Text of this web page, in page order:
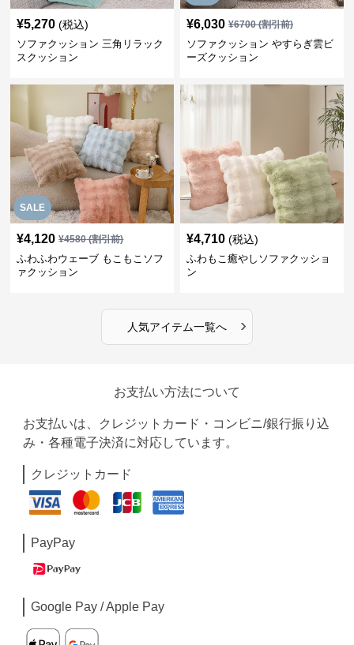
¥5,270 (税込)
ソファクッション 三角リラック
スクッション
¥6,030 ¥6700(割引前)
ソファクッション やすらぎ雲ビ
ーズクッション
SALE
¥4,120 ¥4580(割引前)
ふわふわウェーブ もこもこソフ
ァクッション
¥4,710 (税込)
ふわもこ癒やしソファクッショ
ン
人気アイテム一覧へ ›
お支払い方法について
お支払いは、クレジットカード・コンビニ/銀行振り込
み・各種電子決済に対応しています。
クレジットカード
PayPay
Google Pay / Apple Pay